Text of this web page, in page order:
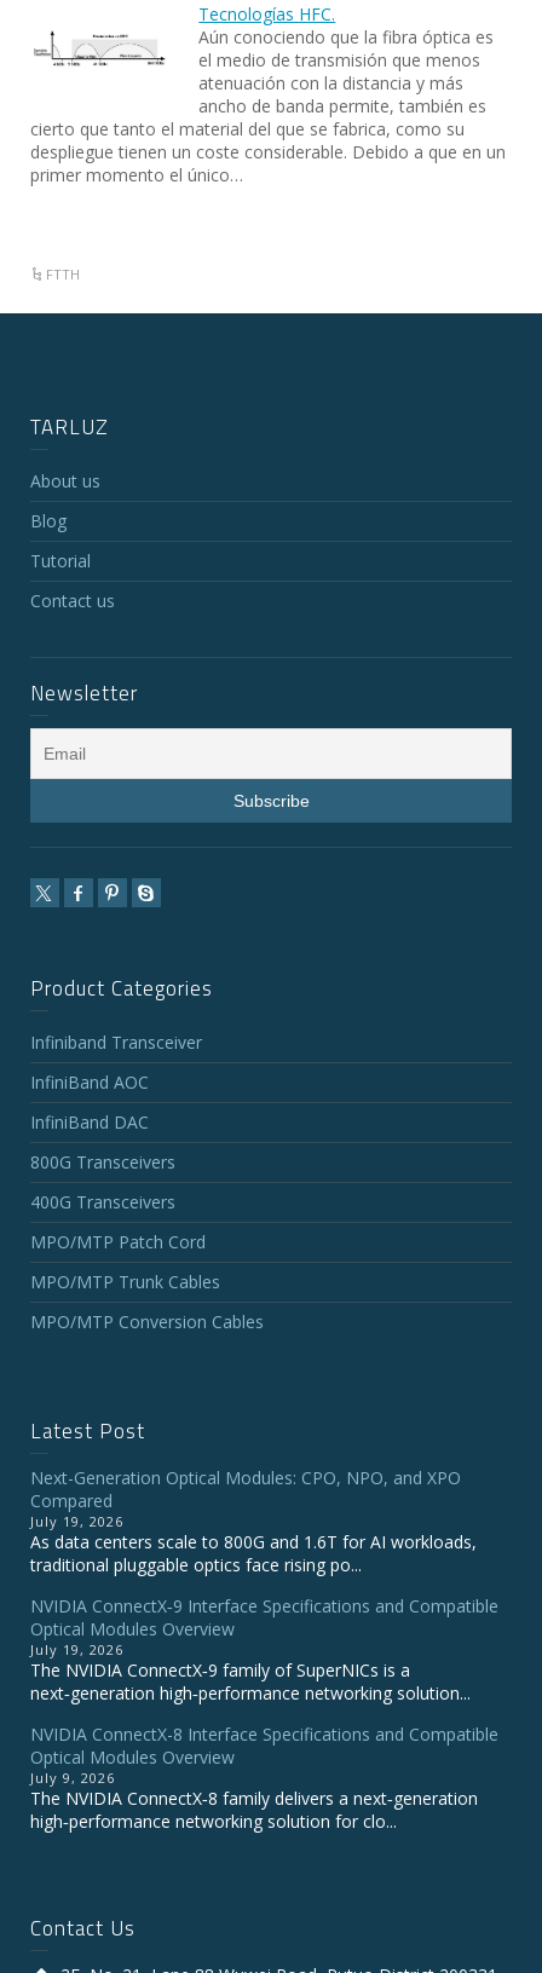
Tecnologías HFC.
Aún conociendo que la fibra óptica es
el medio de transmisión que menos
atenuación con la distancia y más
ancho de banda permite, también es
cierto que tanto el material del que se fabrica, como su
despliegue tienen un coste considerable. Debido a que en un
primer momento el único…
FTTH
TARLUZ
About us
Blog
Tutorial
Contact us
Newsletter
Product Categories
Infiniband Transceiver
InfiniBand AOC
InfiniBand DAC
800G Transceivers
400G Transceivers
MPO/MTP Patch Cord
MPO/MTP Trunk Cables
MPO/MTP Conversion Cables
Latest Post
Next-Generation Optical Modules: CPO, NPO, and XPO
Compared
July 19, 2026
As data centers scale to 800G and 1.6T for AI workloads,
traditional pluggable optics face rising po...
NVIDIA ConnectX‑9 Interface Specifications and Compatible
Optical Modules Overview
July 19, 2026
The NVIDIA ConnectX‑9 family of SuperNICs is a
next‑generation high‑performance networking solution...
NVIDIA ConnectX-8 Interface Specifications and Compatible
Optical Modules Overview
July 9, 2026
The NVIDIA ConnectX‑8 family delivers a next‑generation
high‑performance networking solution for clo...
Contact Us